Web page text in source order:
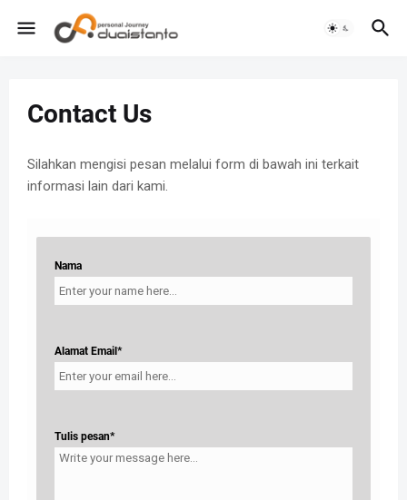
Contact Us
Silahkan mengisi pesan melalui form di bawah ini terkait
informasi lain dari kami.
Nama
Alamat Email*
Tulis pesan*